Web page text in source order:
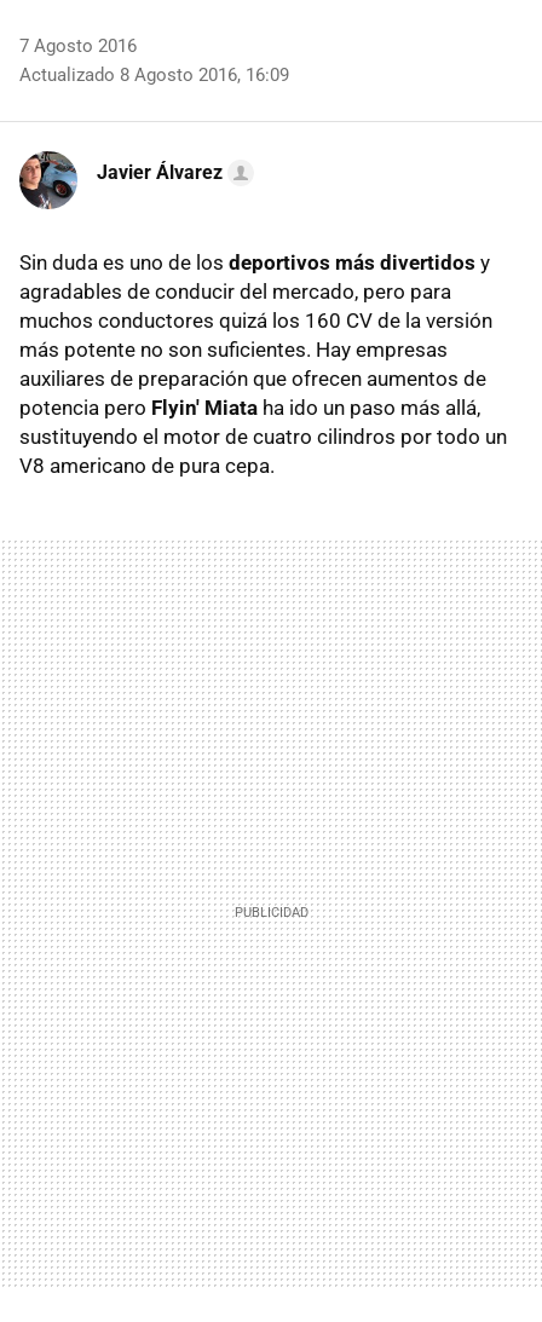
7 Agosto 2016
Actualizado 8 Agosto 2016, 16:09
Javier Álvarez
Sin duda es uno de los deportivos más divertidos y
agradables de conducir del mercado, pero para
muchos conductores quizá los 160 CV de la versión
más potente no son suficientes. Hay empresas
auxiliares de preparación que ofrecen aumentos de
potencia pero Flyin' Miata ha ido un paso más allá,
sustituyendo el motor de cuatro cilindros por todo un
V8 americano de pura cepa.